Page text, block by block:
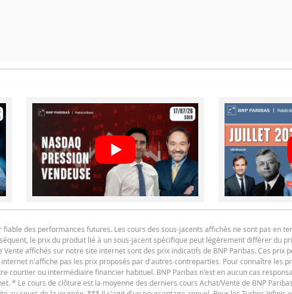
Le simulateur a été désactivé, car la barrière
PDF
PDF
PDF
des performances futures. Les cours des sous-jacents affichés ne sont pas en
le prix du produit lié à un sous-jacent spécifique peut légèrement différer du
affichés sur notre site internet sont des prix indicatifs de BNP Paribas. Ces prix
n'affiche pas les prix proposés par d'autres contreparties. Pour connaître les
courtier ou intermédiaire financier habituel. BNP Paribas n'est en aucun cas
* Le cours de clôture est la moyenne des derniers cours Achat/Vente de BNP